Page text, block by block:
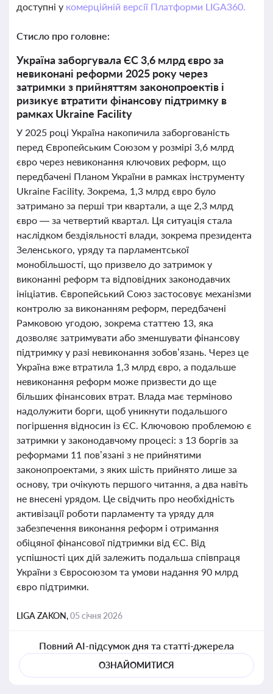
доступні у комерційній версії Платформи LIGA360.
Стисло про головне:
Україна заборгувала ЄС 3,6 млрд євро за
невиконані реформи 2025 року через
затримки з прийняттям законопроектів і
ризикує втратити фінансову підтримку в
рамках Ukraine Facility
У 2025 році Україна накопичила заборгованість
перед Європейським Союзом у розмірі 3,6 млрд
євро через невиконання ключових реформ, що
передбачені Планом України в рамках інструменту
Ukraine Facility. Зокрема, 1,3 млрд євро було
затримано за перші три квартали, а ще 2,3 млрд
євро — за четвертий квартал. Ця ситуація стала
наслідком бездіяльності влади, зокрема президента
Зеленського, уряду та парламентської
монобільшості, що призвело до затримок у
виконанні реформ та відповідних законодавчих
ініціатив. Європейський Союз застосовує механізми
контролю за виконанням реформ, передбачені
Рамковою угодою, зокрема статтею 13, яка
дозволяє затримувати або зменшувати фінансову
підтримку у разі невиконання зобов’язань. Через це
Україна вже втратила 1,3 млрд євро, а подальше
невиконання реформ може призвести до ще
більших фінансових втрат. Влада має терміново
надолужити борги, щоб уникнути подальшого
погіршення відносин із ЄС. Ключовою проблемою є
затримки у законодавчому процесі: з 13 боргів за
реформами 11 пов’язані з не прийнятими
законопроектами, з яких шість прийнято лише за
основу, три очікують першого читання, а два навіть
не внесені урядом. Це свідчить про необхідність
активізації роботи парламенту та уряду для
забезпечення виконання реформ і отримання
обіцяної фінансової підтримки від ЄС. Від
успішності цих дій залежить подальша співпраця
України з Євросоюзом та умови надання 90 млрд
євро підтримки.
LIGA ZAKON,05 січня 2026
Повний AI-підсумок дня та статті-джерела
ОЗНАЙОМИТИСЯ